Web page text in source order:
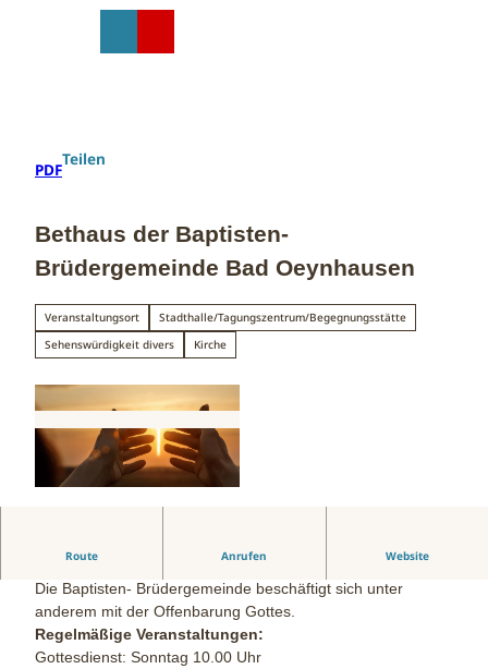
PDF
Teilen
Bethaus der Baptisten-
Brüdergemeinde Bad Oeynhausen
Veranstaltungsort
Stadthalle/Tagungszentrum/Begegnungsstätte
Sehenswürdigkeit divers
Kirche
a
u
s
Route Anrufen Website
Baptistengemeinde Bad Oeynhausen
Die Baptisten- Brüdergemeinde beschäftigt sich unter
anderem mit der Offenbarung Gottes.
Regelmäßige Veranstaltungen:
Gottesdienst: Sonntag 10.00 Uhr